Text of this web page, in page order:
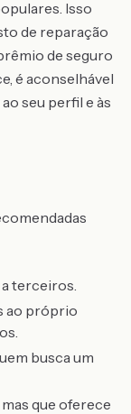
Isso
de reparação
de seguro
é aconselhável
seu perfil e às
terceiros.
ao próprio
busca um
que oferece